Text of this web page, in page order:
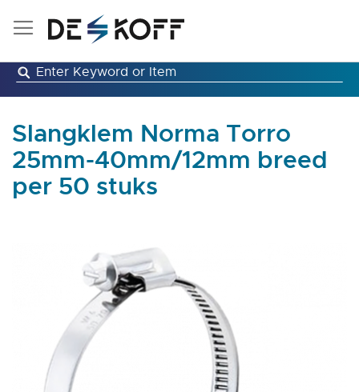
Ga
inhoud
Slangklem Norma Torro
25mm-40mm/12mm breed
per 50 stuks
afbeeldingen-